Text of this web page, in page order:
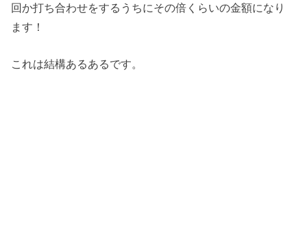
回か打ち合わせをするうちにその倍くらいの金額になり
ます！
これは結構あるあるです。